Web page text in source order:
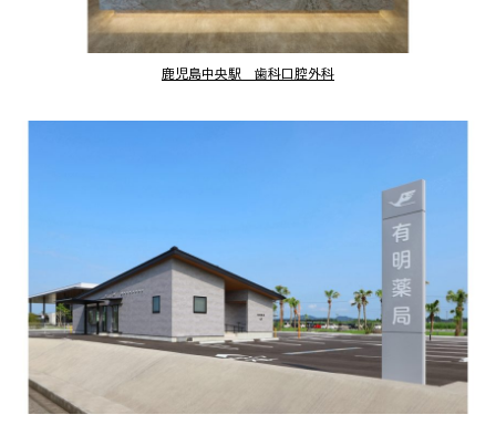
鹿児島中央駅 歯科口腔外科